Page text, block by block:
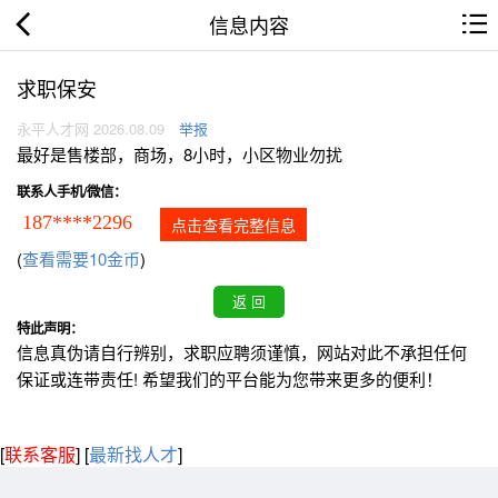
信息内容
求职保安
永平人才网 2026.08.09 举报
最好是售楼部，商场，8小时，小区物业勿扰
联系人手机/微信：
187****2296 点击查看完整信息
(查看需要10金币)
特此声明：
信息真伪请自行辨别，求职应聘须谨慎，网站对此不承担任何
保证或连带责任! 希望我们的平台能为您带来更多的便利！
[联系客服] [最新找人才]